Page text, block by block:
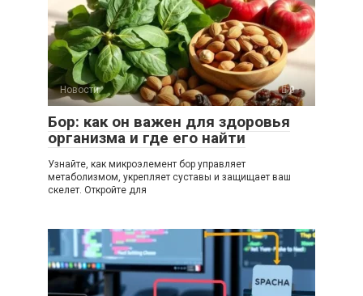
Новости 0
Бор: как он важен для здоровья
организма и где его найти
Узнайте, как микроэлемент бор управляет
метаболизмом, укрепляет суставы и защищает ваш
скелет. Откройте для